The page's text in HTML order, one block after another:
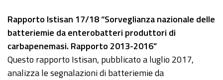
Rapporto Istisan 17/18 “Sorveglianza nazionale delle
batteriemie da enterobatteri produttori di
carbapenemasi. Rapporto 2013-2016”
Questo rapporto Istisan, pubblicato a luglio 2017,
analizza le segnalazioni di batteriemie da